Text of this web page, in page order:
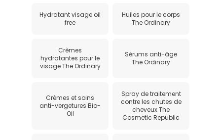
Hydratant visage oil
free
Huiles pour le corps
The Ordinary
Crèmes
hydratantes pour le
visage The Ordinary
Sérums anti-âge
The Ordinary
Crèmes et soins
anti-vergetures Bio-
Oil
Spray de traitement
contre les chutes de
cheveux The
Cosmetic Republic